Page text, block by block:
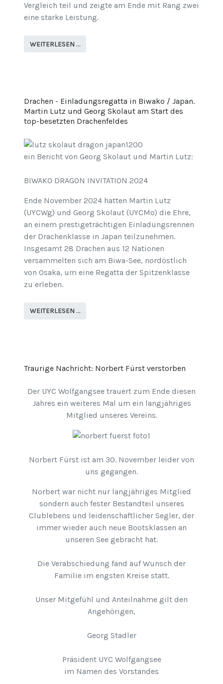
Vergleich teil und zeigte am Ende mit Rang zwei
eine starke Leistung.
WEITERLESEN …
Drachen - Einladungsregatta in Biwako / Japan.
Martin Lutz und Georg Skolaut am Start des
top-besetzten Drachenfeldes
ein Bericht von Georg Skolaut und Martin Lutz:
BIWAKO DRAGON INVITATION 2024
Ende November 2024 hatten Martin Lutz
(UYCWg) und Georg Skolaut (UYCMo) die Ehre,
an einem prestigeträchtigen Einladungsrennen
der Drachenklasse in Japan teilzunehmen.
Insgesamt 28 Drachen aus 12 Nationen
versammelten sich am Biwa-See, nordöstlich
von Osaka, um eine Regatta der Spitzenklasse
zu erleben.
WEITERLESEN …
Traurige Nachricht: Norbert Fürst verstorben
Der UYC Wolfgangsee trauert zum Ende diesen
Jahres ein weiteres Mal um ein langjähriges
Mitglied unseres Vereins.
Norbert Fürst ist am 30. November leider von
uns gegangen.
Norbert war nicht nur langjähriges Mitglied
sondern auch fester Bestandteil unseres
Clublebens und leidenschaftlicher Segler, der
immer wieder auch neue Bootsklassen an
unseren See gebracht hat.
Die Verabschiedung fand auf Wunsch der
Familie im engsten Kreise statt.
Unser Mitgefühl und Anteilnahme gilt den
Angehörigen,
Georg Stadler
Präsident UYC Wolfgangsee
im Namen des Vorstandes